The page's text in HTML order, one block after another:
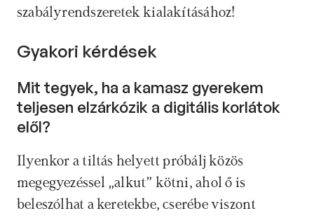
szabályrendszeretek kialakításához!
Gyakori kérdések
Mit tegyek, ha a kamasz gyerekem
teljesen elzárkózik a digitális korlátok
elől?
Ilyenkor a tiltás helyett próbálj közös
megegyezéssel „alkut” kötni, ahol ő is
beleszólhat a keretekbe, cserébe viszont